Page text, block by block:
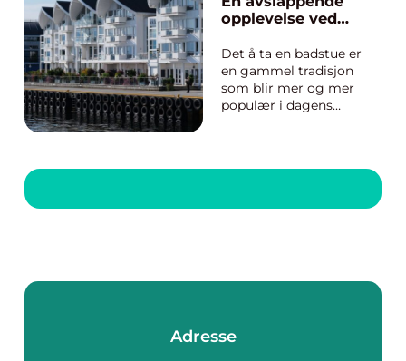
opplevelse ved
Det å ta en badstue er
en gammel tradisjon
som blir mer og mer
populær i dagens
Romsdalsfjorden, kan
mest naturskjønne
Adresse